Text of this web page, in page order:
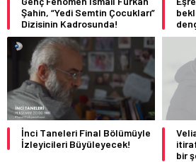
Şahin, “Yedi Semtin Çocukları”
Dizisinin Kadrosunda!
İnci Taneleri Final Bölümüyle
İzleyicileri Büyüleyecek!
bir